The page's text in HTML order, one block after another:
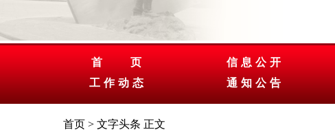
首 页
工作动态
信息公开
通知公告
首页 > 文字头条 正文